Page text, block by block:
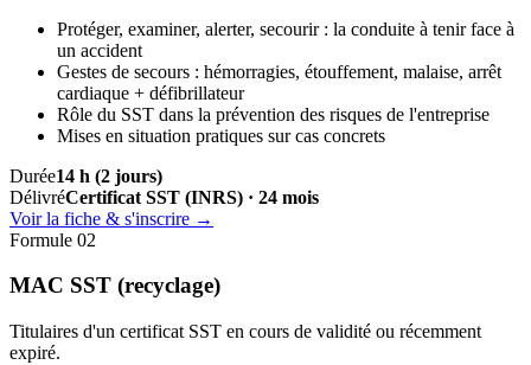
Protéger, examiner, alerter, secourir : la conduite à tenir face à
un accident
Gestes de secours : hémorragies, étouffement, malaise, arrêt
cardiaque + défibrillateur
Rôle du SST dans la prévention des risques de l'entreprise
Mises en situation pratiques sur cas concrets
Durée14 h (2 jours)
DélivréCertificat SST (INRS) · 24 mois
Voir la fiche & s'inscrire →
Formule 02
MAC SST (recyclage)
Titulaires d'un certificat SST en cours de validité ou récemment
expiré.